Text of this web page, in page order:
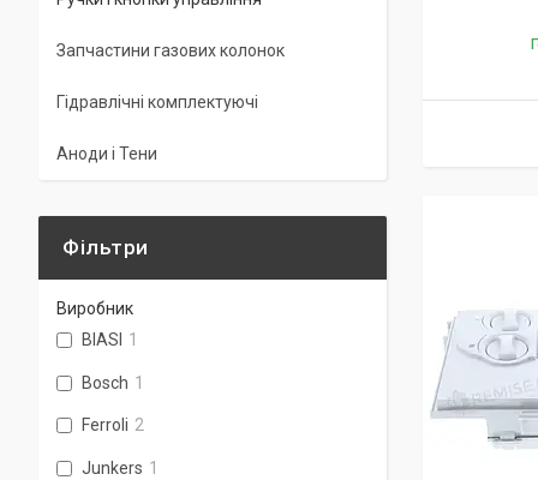
Запчастини газових колонок
Гідравлічні комплектуючі
Аноди і Тени
Фільтри
Виробник
BIASI
1
Bosch 1
Ferroli 2
Junkers 1